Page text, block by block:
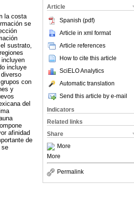
Article
Spanish (pdf)
Article in xml format
Article references
How to cite this article
SciELO Analytics
Automatic translation
Send this article by e-mail
Indicators
Related links
Share
More
More
Permalink
la costa
se
sustrato,
incluyen
incluye
con
y
del
afinidad
de
se